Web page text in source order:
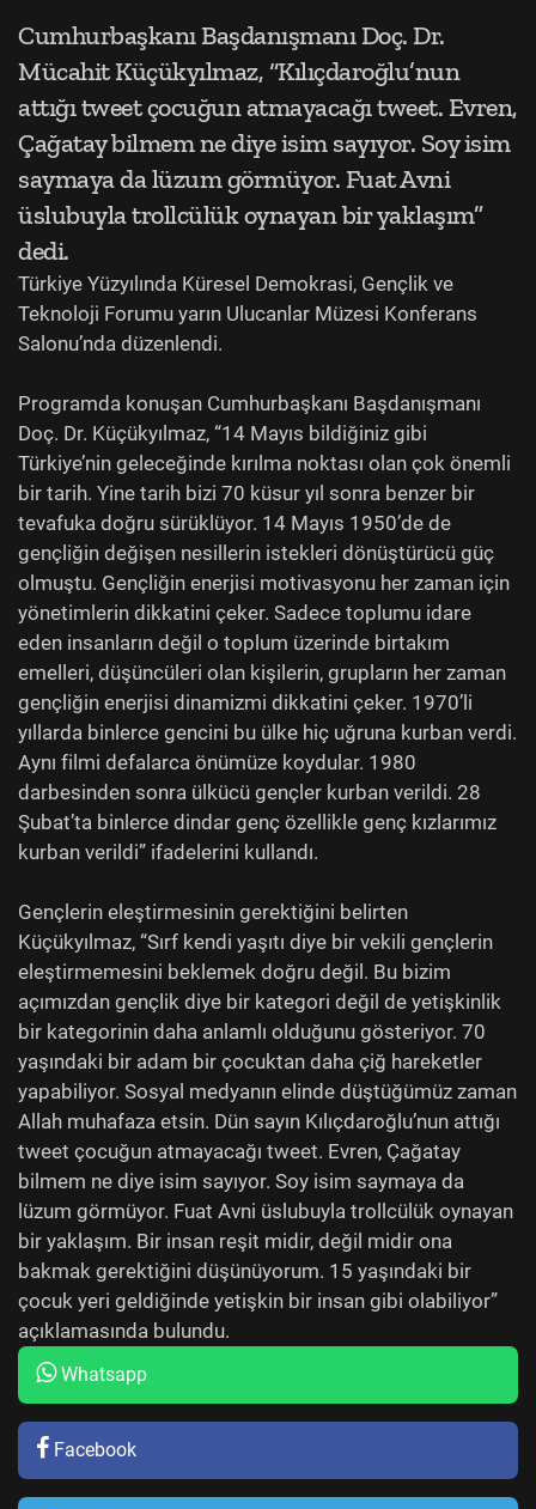
Cumhurbaşkanı Başdanışmanı Doç. Dr.
Mücahit Küçükyılmaz, “Kılıçdaroğlu’nun
attığı tweet çocuğun atmayacağı tweet. Evren,
Çağatay bilmem ne diye isim sayıyor. Soy isim
saymaya da lüzum görmüyor. Fuat Avni
üslubuyla trollcülük oynayan bir yaklaşım”
dedi.
Türkiye Yüzyılında Küresel Demokrasi, Gençlik ve
Teknoloji Forumu yarın Ulucanlar Müzesi Konferans
Salonu’nda düzenlendi.
Programda konuşan Cumhurbaşkanı Başdanışmanı
Doç. Dr. Küçükyılmaz, “14 Mayıs bildiğiniz gibi
Türkiye’nin geleceğinde kırılma noktası olan çok önemli
bir tarih. Yine tarih bizi 70 küsur yıl sonra benzer bir
tevafuka doğru sürüklüyor. 14 Mayıs 1950’de de
gençliğin değişen nesillerin istekleri dönüştürücü güç
olmuştu. Gençliğin enerjisi motivasyonu her zaman için
yönetimlerin dikkatini çeker. Sadece toplumu idare
eden insanların değil o toplum üzerinde birtakım
emelleri, düşüncüleri olan kişilerin, grupların her zaman
gençliğin enerjisi dinamizmi dikkatini çeker. 1970’li
yıllarda binlerce gencini bu ülke hiç uğruna kurban verdi.
Aynı filmi defalarca önümüze koydular. 1980
darbesinden sonra ülkücü gençler kurban verildi. 28
Şubat’ta binlerce dindar genç özellikle genç kızlarımız
kurban verildi” ifadelerini kullandı.
Gençlerin eleştirmesinin gerektiğini belirten
Küçükyılmaz, “Sırf kendi yaşıtı diye bir vekili gençlerin
eleştirmemesini beklemek doğru değil. Bu bizim
açımızdan gençlik diye bir kategori değil de yetişkinlik
bir kategorinin daha anlamlı olduğunu gösteriyor. 70
yaşındaki bir adam bir çocuktan daha çiğ hareketler
yapabiliyor. Sosyal medyanın elinde düştüğümüz zaman
Allah muhafaza etsin. Dün sayın Kılıçdaroğlu’nun attığı
tweet çocuğun atmayacağı tweet. Evren, Çağatay
bilmem ne diye isim sayıyor. Soy isim saymaya da
lüzum görmüyor. Fuat Avni üslubuyla trollcülük oynayan
bir yaklaşım. Bir insan reşit midir, değil midir ona
bakmak gerektiğini düşünüyorum. 15 yaşındaki bir
çocuk yeri geldiğinde yetişkin bir insan gibi olabiliyor”
açıklamasında bulundu.
Whatsapp
Facebook